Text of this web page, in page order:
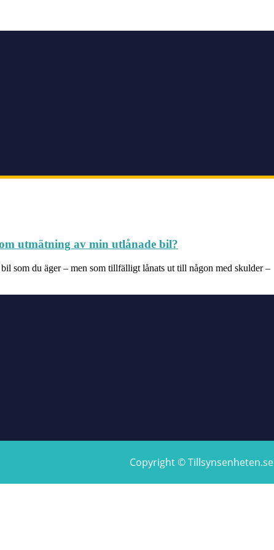
utmätning av min utlånade bil?
som du äger – men som tillfälligt lånats ut till någon med skulder –
Copyright © Tillsynsenheten.se